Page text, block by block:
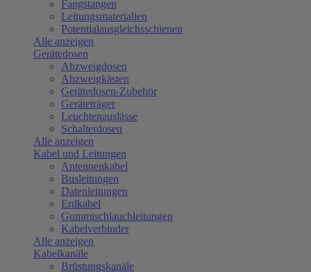
Fangstangen
Leitungsmaterialien
Potentialausgleichsschienen
Alle anzeigen
Gerätedosen
Abzweigdosen
Abzweigkästen
Gerätedosen-Zubehör
Geräteträger
Leuchtenauslässe
Schalterdosen
Alle anzeigen
Kabel und Leitungen
Antennenkabel
Busleitungen
Datenleitungen
Erdkabel
Gummischlauchleitungen
Kabelverbinder
Alle anzeigen
Kabelkanäle
Brüstungskanäle